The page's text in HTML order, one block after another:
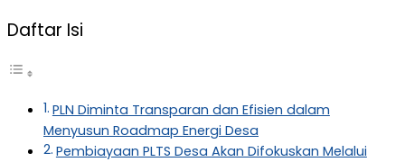
Daftar Isi
PLN Diminta Transparan dan Efisien dalam
Menyusun Roadmap Energi Desa
Pembiayaan PLTS Desa Akan Difokuskan Melalui